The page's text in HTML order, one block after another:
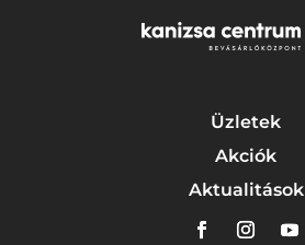
Üzletek
Akciók
Aktualitások